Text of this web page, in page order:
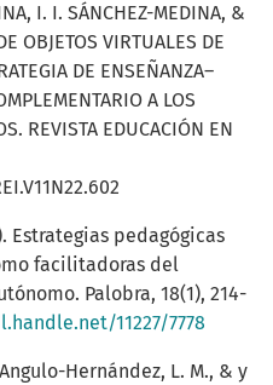
I. I. SÁNCHEZ-MEDINA, &
OBJETOS VIRTUALES DE
DE ENSEÑANZA–
A LOS
REVISTA EDUCACIÓN EN
Estrategias pedagógicas
facilitadoras del
Palobra, 18(1), 214-
11227/7778
Angulo-Hernández, L. M., & y